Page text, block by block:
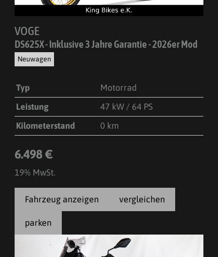
VOGE
DS625X - Inklusive 3 Jahre Garantie - 2026er Mod
Neuwagen
Typ
Motorrad
Leistung
47 kW / 64 PS
Kilometerstand
0 km
6.498 €
19% MwSt.
Fahrzeug anzeigen vergleichen
parken